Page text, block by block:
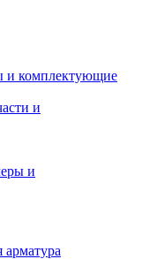
и комплектующие
и
и